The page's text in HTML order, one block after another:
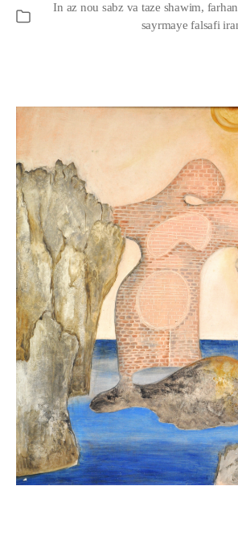
Categories
In az nou sabz va taze shawim,
sayrmaye falsafi